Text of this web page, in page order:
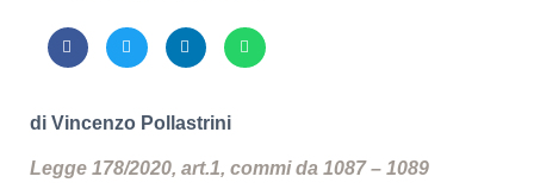
di Vincenzo Pollastrini
Legge 178/2020, art.1, commi da 1087 – 1089